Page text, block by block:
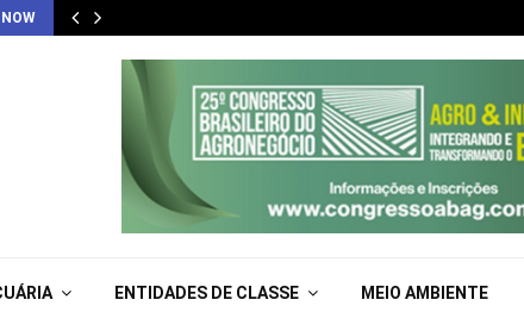
ENTIDADES DE CLASSE MEIO AMBIENTE